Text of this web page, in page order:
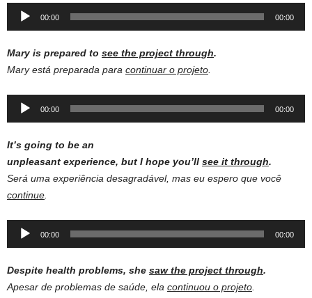
Audio
00:00 00:00
Mary is prepared to see the project through.
Mary está preparada para continuar o projeto
Audio
00:00 00:00
It’s going to be an
unpleasant experience, but I hope you’ll see it through.
Será uma experiência desagradável, mas eu espero que você
continue
Audio
00:00 00:00
Despite health problems, she saw the project through.
Apesar de problemas de saúde, ela continuou o projeto